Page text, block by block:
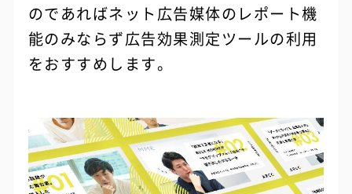
のであればネット広告媒体のレポート機
能のみならず広告効果測定ツールの利用
をおすすめします。